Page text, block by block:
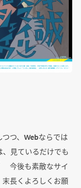
つ、Webならでは
見ているだけでも
今後も素敵なサイ
末長くよろしくお願